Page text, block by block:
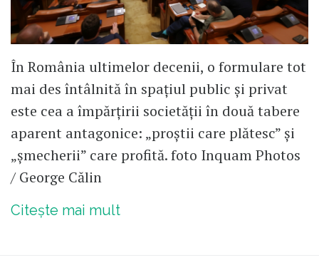
În România ultimelor decenii, o formulare tot
mai des întâlnită în spațiul public și privat
este cea a împărțirii societății în două tabere
aparent antagonice: „proștii care plătesc” și
„șmecherii” care profită. foto Inquam Photos
/ George Călin
Citește mai mult